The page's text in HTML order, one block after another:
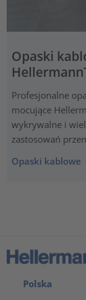
Opaski
Profesjonalne
mocujące
wykrywalne i
zastosowań
Opaski kablowe
Polska